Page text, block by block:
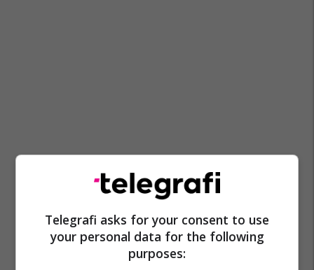
Telegrafi asks for your consent to use
your personal data for the following
purposes: